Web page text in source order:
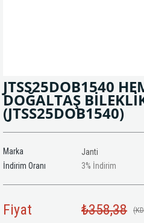
JTSS25DOB1540
DOĞALTAŞ
(JTSS25DOB1540)
Marka
Janti
İndirim Oranı
%
3 İndirim
Fiyat ₺358,38